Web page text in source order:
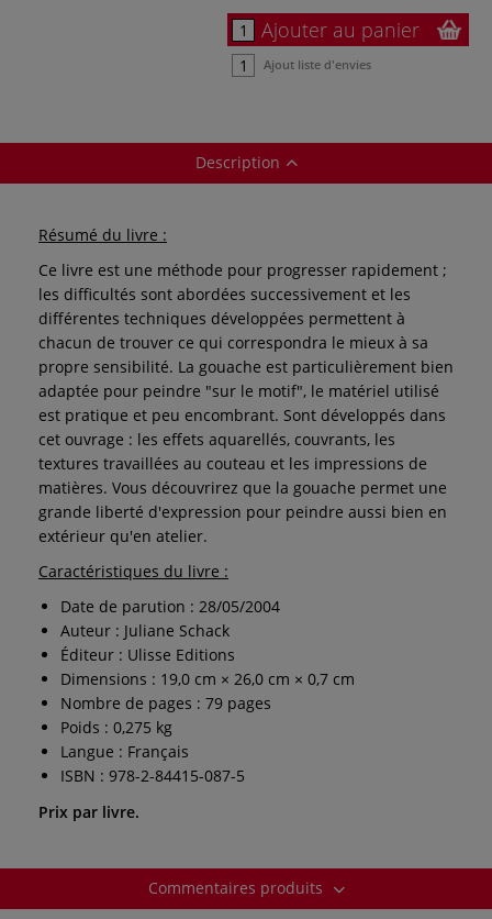
Ajouter au panier
Ajout liste d'envies
Description
Résumé du livre :
Ce livre est une méthode pour progresser rapidement ;
les difficultés sont abordées successivement et les
différentes techniques développées permettent à
chacun de trouver ce qui correspondra le mieux à sa
propre sensibilité. La gouache est particulièrement bien
adaptée pour peindre "sur le motif", le matériel utilisé
est pratique et peu encombrant. Sont développés dans
cet ouvrage : les effets aquarellés, couvrants, les
textures travaillées au couteau et les impressions de
matières. Vous découvrirez que la gouache permet une
grande liberté d'expression pour peindre aussi bien en
extérieur qu'en atelier.
Caractéristiques du livre :
Date de parution : 28/05/2004
Auteur : Juliane Schack
Éditeur : Ulisse Editions
Dimensions : 19,0 cm × 26,0 cm × 0,7 cm
Nombre de pages : 79 pages
Poids : 0,275 kg
Langue : Français
ISBN : 978-2-84415-087-5
Prix par livre.
Commentaires produits